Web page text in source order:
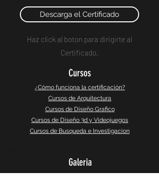
Descarga el Certificado
Haz click al boton para dirigirte al
Certificado.
Cursos
¿Cómo funciona la certificación?
Cursos de Arquitectura
Cursos de Diseño Grafico
Cursos de Diseño 3d y Videojuegos
Cursos de Busqueda e Investigacion
Galeria